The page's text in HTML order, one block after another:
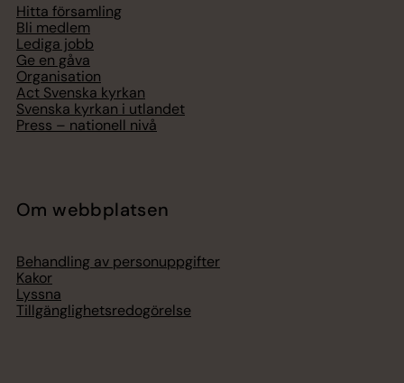
Hitta församling
Bli medlem
Lediga jobb
Ge en gåva
Organisation
Act Svenska kyrkan
Svenska kyrkan i utlandet
Press – nationell nivå
Om webbplatsen
Behandling av personuppgifter
Kakor
Lyssna
Tillgänglighetsredogörelse